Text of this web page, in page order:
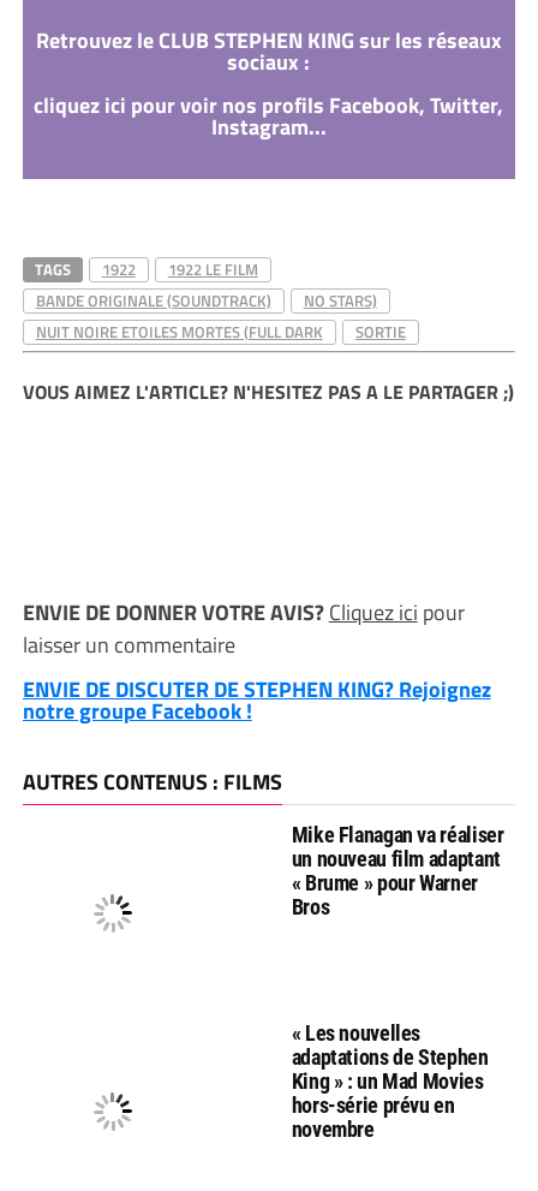
Retrouvez le CLUB STEPHEN KING sur les réseaux
sociaux :
cliquez ici pour voir nos profils Facebook, Twitter,
Instagram...
TAGS 1922
1922 LE FILM
BANDE ORIGINALE (SOUNDTRACK)
NO STARS)
NUIT NOIRE ETOILES MORTES (FULL DARK
SORTIE
VOUS AIMEZ L'ARTICLE? N'HESITEZ PAS A LE PARTAGER ;)
ENVIE DE DONNER VOTRE AVIS?Cliquez ici pour
laisser un commentaire
ENVIE DE DISCUTER DE STEPHEN KING? Rejoignez
notre groupe Facebook !
AUTRES CONTENUS : FILMS
Mike Flanagan va réaliser
un nouveau film adaptant
« Brume » pour Warner
Bros
« Les nouvelles
adaptations de Stephen
King » : un Mad Movies
hors-série prévu en
novembre